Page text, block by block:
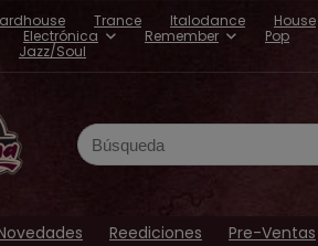
Trance Italodance House
Electrónica Remember Pop
Jazz/Soul
Search
for:
Reediciones Pre-Ventas